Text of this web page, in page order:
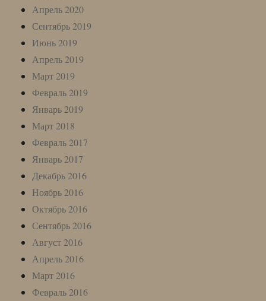
Апрель 2020
Сентябрь 2019
Июнь 2019
Апрель 2019
Март 2019
Февраль 2019
Январь 2019
Март 2018
Февраль 2017
Январь 2017
Декабрь 2016
Ноябрь 2016
Октябрь 2016
Сентябрь 2016
Август 2016
Апрель 2016
Март 2016
Февраль 2016